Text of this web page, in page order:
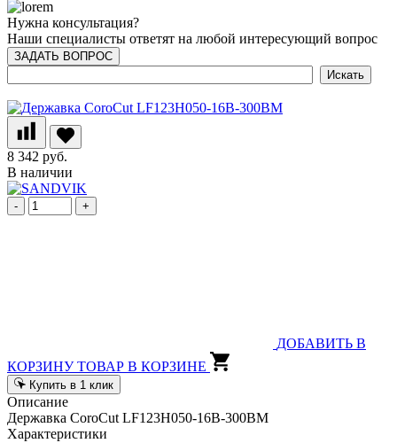
Нужна консультация?
Наши специалисты ответят на любой интересующий вопрос
ЗАДАТЬ ВОПРОС
8 342 руб.
В наличии
- +
ДОБАВИТЬ В
КОРЗИНУ ТОВАР В КОРЗИНЕ
Купить в 1 клик
Описание
Державка CoroCut LF123H050-16B-300BM
Характеристики